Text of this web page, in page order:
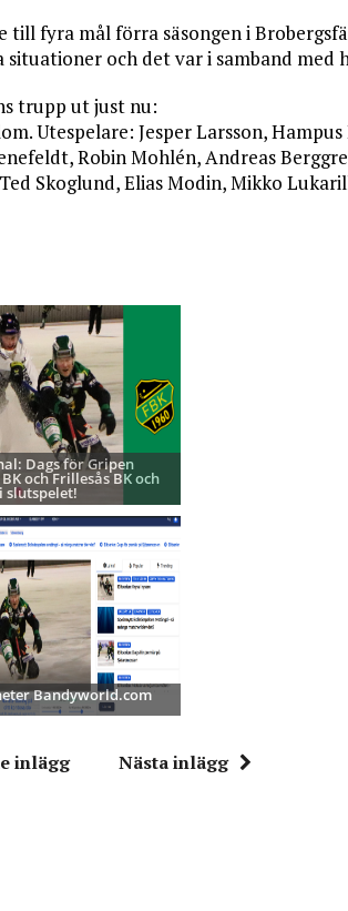
till fyra mål förra säsongen i
och det var i samband med
trupp ut just nu:
Utespelare: Jesper Larsson,
Robin Mohlén, Andreas
Skoglund, Elias Modin, Mikko
Dags för Gripen
och Frillesås BK och
slutspelet!
Bandyworld.com
inlägg Nästa inlägg